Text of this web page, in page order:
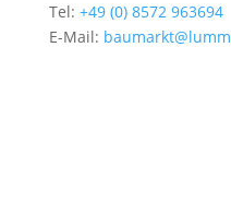
Tel: +49 (0) 8572 963694
E-Mail: